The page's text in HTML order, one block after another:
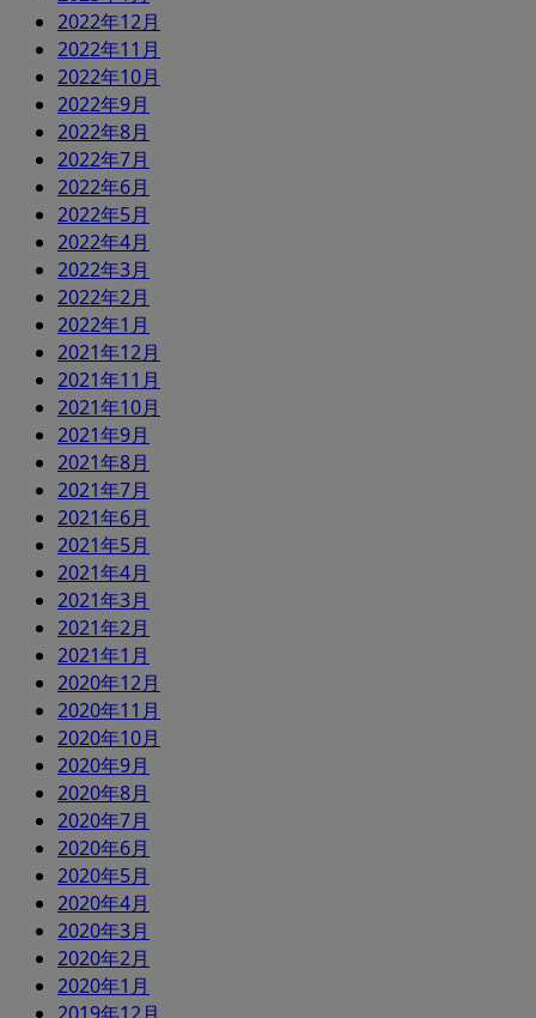
2022年12月
2022年11月
2022年10月
2022年9月
2022年8月
2022年7月
2022年6月
2022年5月
2022年4月
2022年3月
2022年2月
2022年1月
2021年12月
2021年11月
2021年10月
2021年9月
2021年8月
2021年7月
2021年6月
2021年5月
2021年4月
2021年3月
2021年2月
2021年1月
2020年12月
2020年11月
2020年10月
2020年9月
2020年8月
2020年7月
2020年6月
2020年5月
2020年4月
2020年3月
2020年2月
2020年1月